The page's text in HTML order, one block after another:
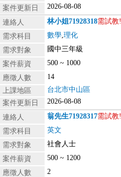
案件更新日
2026-08-08
連絡人 林小姐71928318需試教!
需求科目
數學 理化
需求對象
國中三年級
案件薪資
500 ~ 1000
應徵人數
14
上課地區
台北市中山區
案件更新日
2026-08-08
連絡人 翁先生71928317需試教!
需求科目
英文
需求對象
社會人士
案件薪資
500 ~ 1200
應徵人數
2